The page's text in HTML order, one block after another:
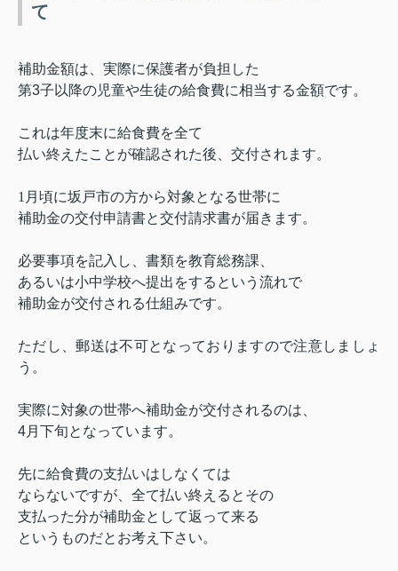
て
補助金額は、実際に保護者が負担した
第3子以降の児童や生徒の給食費に相当する金額です。
これは年度末に給食費を全て
払い終えたことが確認された後、交付されます。
1 月頃に坂戸市の方から対象となる世帯に
補助金の交付申請書と交付請求書が届きます。
必要事項を記入し、書類を教育総務課、
あるいは小中学校へ提出をするという流れで
補助金が交付される仕組みです。
ただし、郵送は不可となっておりますので注意しましょ
う。
実際に対象の世帯へ補助金が交付されるのは、
4月下旬となっています。
先に給食費の支払いはしなくては
ならないですが、全て払い終えるとその
支払った分が補助金として返って来る
というものだとお考え下さい。